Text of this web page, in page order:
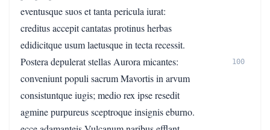
eventusque suos et tanta pericula iurat:
creditus accepit cantatas protinus herbas
edidicitque usum laetusque in tecta recessit.
Postera depulerat stellas Aurora micantes:
100
conveniunt populi sacrum Mavortis in arvum
consistuntque iugis; medio rex ipse resedit
agmine purpureus sceptroque insignis eburno.